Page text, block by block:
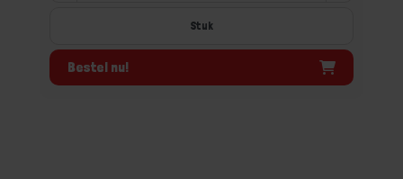
Stuk
Bestel nu!